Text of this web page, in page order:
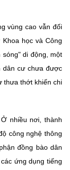
vùng cao vẫn đối
học và Công
sóng" di động, một
dân cư chưa được
thưa thớt khiến chi
nhiều nơi, thành
công nghệ thông
đồng bào dân
ứng dụng tiếng